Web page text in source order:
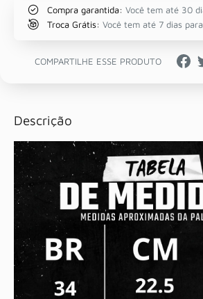
Compra garantida: Você tem até 30
Troca Grátis: Você tem até 7 dias
COMPARTILHE ESSE PRODUTO
Descrição